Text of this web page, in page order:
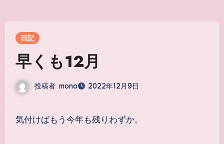
日記
早くも12月
投稿者 mono 2022年12月9日
気付けばもう今年も残りわずか。